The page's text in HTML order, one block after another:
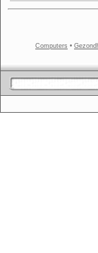
Computers •